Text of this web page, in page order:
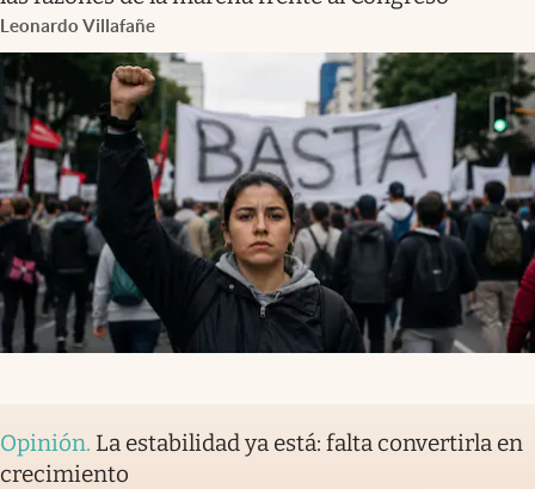
Leonardo Villafañe
Opinión. La estabilidad ya está: falta convertirla en
crecimiento